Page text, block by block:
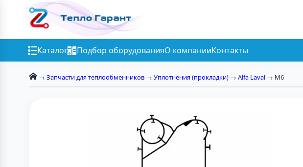
Каталог Подбор оборудованияО компанииКонтакты
→ Запчасти для теплообменников → Уплотнения (прокладки) → Alfa Laval → М6